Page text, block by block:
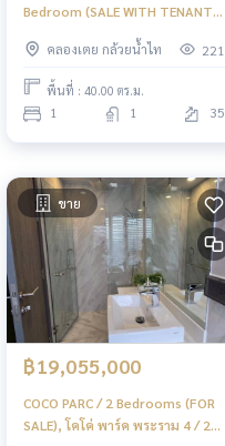
Bedroom (SALE WITH TENANT),
ไลฟ์ พระราม 4 - อโศก / 1 ห้องนอน
(ขายพร้อมผู้เช่า) JSMN011
คลองเตย กล้วยน้ำไท 221
พื้นที่ : 40.00 ตร.ม.
1 1 35
ขาย
฿19,055,000
COCO PARC / 2 Bedrooms (FOR
SALE), โคโค่ พาร์ค พระราม 4 / 2